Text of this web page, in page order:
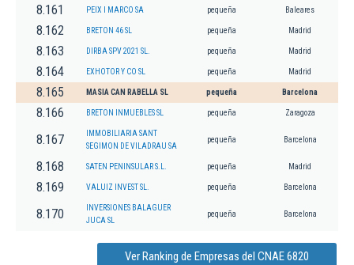
8.161 PEIX I MARCO SA pequeña Baleares
8.162 BRETON 46 SL pequeña Madrid
8.163 DIRBA SPV 2021 SL. pequeña Madrid
8.164 EXHOTOR Y CO SL pequeña Madrid
8.165 MASIA CAN RABELLA SL pequeña Barcelona
8.166 BRETON INMUEBLES SL pequeña Zaragoza
8.167
IMMOBILIARIA SANT
SEGIMON DE VILADRAU SA
pequeña Barcelona
8.168 SATEN PENINSULAR S.L. pequeña Madrid
8.169 VALUIZ INVEST SL. pequeña Barcelona
8.170
INVERSIONES BALAGUER
JUCA SL
pequeña Barcelona
Ver Ranking de Empresas del CNAE 6820